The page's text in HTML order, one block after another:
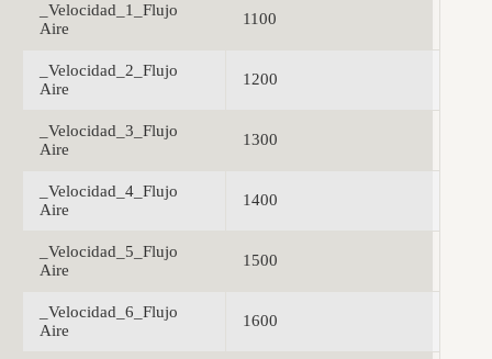
_Velocidad_1_Flujo
Aire
1100
_Velocidad_2_Flujo
Aire
1200
_Velocidad_3_Flujo
Aire
1300
_Velocidad_4_Flujo
Aire
1400
_Velocidad_5_Flujo
Aire
1500
_Velocidad_6_Flujo
Aire
1600